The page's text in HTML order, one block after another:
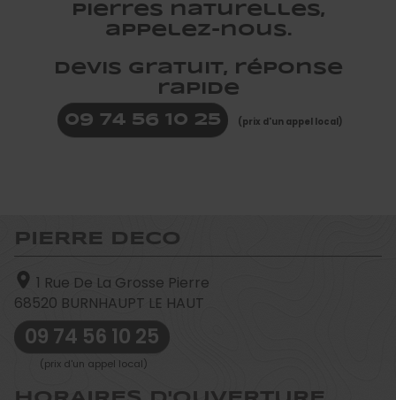
pierres naturelles,
appelez-nous.
Devis Gratuit, réponse
rapide
09 74 56 10 25
(prix d'un appel local)
PIERRE DECO
1 Rue De La Grosse Pierre
68520 BURNHAUPT LE HAUT
09 74 56 10 25
(prix d'un appel local)